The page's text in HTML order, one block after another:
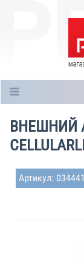
ВНЕШНИЙ
Артикул: 034441